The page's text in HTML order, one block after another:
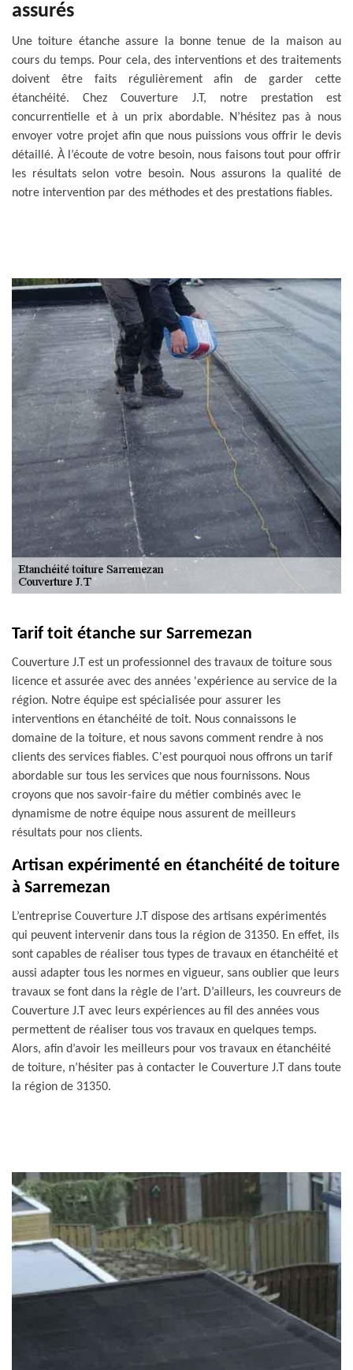
assurés
Une toiture étanche assure la bonne tenue de la maison au
cours du temps. Pour cela, des interventions et des traitements
doivent être faits régulièrement afin de garder cette
étanchéité. Chez Couverture J.T, notre prestation est
concurrentielle et à un prix abordable. N’hésitez pas à nous
envoyer votre projet afin que nous puissions vous offrir le devis
détaillé. À l’écoute de votre besoin, nous faisons tout pour offrir
les résultats selon votre besoin. Nous assurons la qualité de
notre intervention par des méthodes et des prestations fiables.
Tarif toit étanche sur Sarremezan
Couverture J.T est un professionnel des travaux de toiture sous
licence et assurée avec des années 'expérience au service de la
région. Notre équipe est spécialisée pour assurer les
interventions en étanchéité de toit. Nous connaissons le
domaine de la toiture, et nous savons comment rendre à nos
clients des services fiables. C'est pourquoi nous offrons un tarif
abordable sur tous les services que nous fournissons. Nous
croyons que nos savoir-faire du métier combinés avec le
dynamisme de notre équipe nous assurent de meilleurs
résultats pour nos clients.
Artisan expérimenté en étanchéité de toiture
à Sarremezan
L’entreprise Couverture J.T dispose des artisans expérimentés
qui peuvent intervenir dans tous la région de 31350. En effet, ils
sont capables de réaliser tous types de travaux en étanchéité et
aussi adapter tous les normes en vigueur, sans oublier que leurs
travaux se font dans la règle de l’art. D’ailleurs, les couvreurs de
Couverture J.T avec leurs expériences au fil des années vous
permettent de réaliser tous vos travaux en quelques temps.
Alors, afin d’avoir les meilleurs pour vos travaux en étanchéité
de toiture, n’hésiter pas à contacter le Couverture J.T dans toute
la région de 31350.